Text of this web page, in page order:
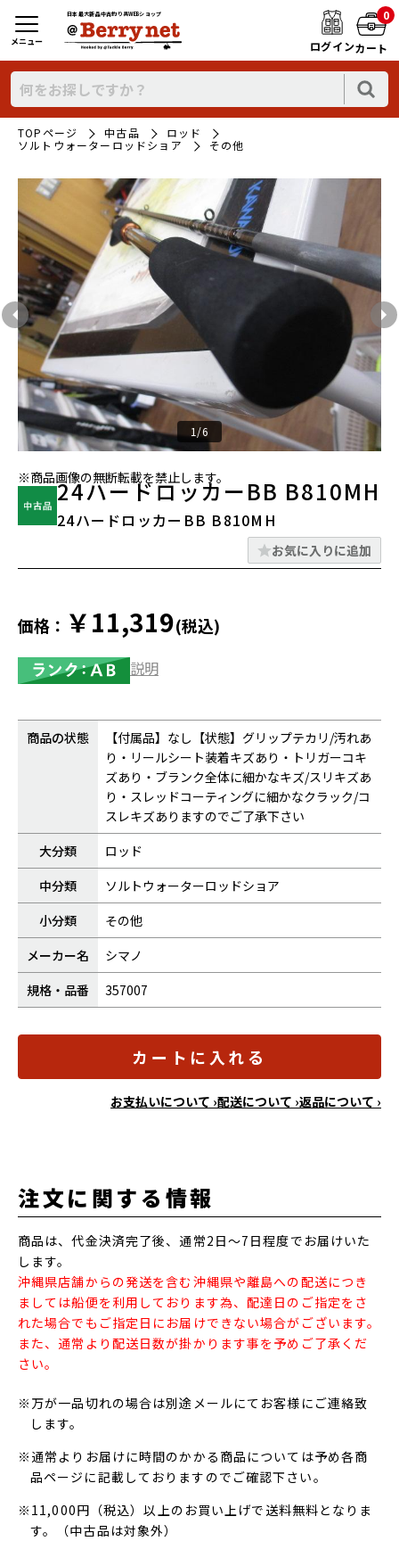
日本最大新品中古釣り具WEBショップ
ログイン
0
カート
メニュー
TOPページ 中古品
ロッド
ソルトウォーターロッドショア
その他
1/6
※商品画像の無断転載を禁止します。
24ハードロッカーBB B810MH
24ハードロッカーBB B810MH
お気に入りに追加
価格： ￥11,319(税込)
説明
商品の状態
【付属品】なし【状態】グリップテカリ/汚れあ
り・リールシート装着キズあり・トリガーコキ
ズあり・ブランク全体に細かなキズ/スリキズあ
り・スレッドコーティングに細かなクラック/コ
スレキズありますのでご了承下さい
大分類
ロッド
中分類
ソルトウォーターロッドショア
小分類
その他
メーカー名
シマノ
規格・品番
357007
カートに入れる
お支払いについて ›配送について ›返品について ›
注文に関する情報
商品は、代金決済完了後、通常2日～7日程度でお届けいた
します。
沖縄県店舗からの発送を含む沖縄県や離島への配送につき
ましては船便を利用しております為、配達日のご指定をさ
れた場合でもご指定日にお届けできない場合がございます。
また、通常より配送日数が掛かります事を予めご了承くだ
さい。
※万が一品切れの場合は別途メールにてお客様にご連絡致
します。
※通常よりお届けに時間のかかる商品については予め各商
品ページに記載しておりますのでご確認下さい。
※11,000円（税込）以上のお買い上げで送料無料となりま
す。（中古品は対象外）